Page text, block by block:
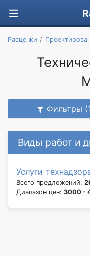
Расценки
Фильтры
Виды работ и
Услуги
Всего предложений:
Диапазон цен: 3000 -